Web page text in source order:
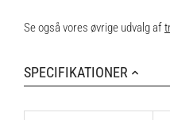
Se også vores øvrige udvalg af
SPECIFIKATIONER